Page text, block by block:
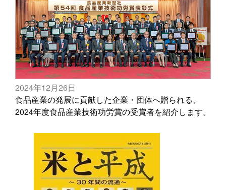
2024年12月26日
食品産業の発展に貢献した企業・団体へ贈られる、
2024年度食品産業技術功労賞の受賞者を紹介します。